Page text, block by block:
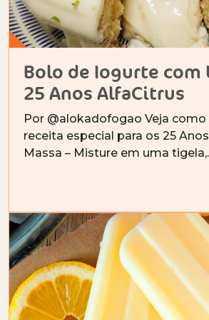
Bolo de Iogurte com
25 Anos AlfaCitrus
Por @alokadofogao Veja como
receita especial para os 25
Massa – Misture em uma